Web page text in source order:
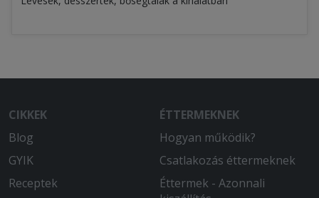
CIKKEK
Blog
GYIK
Receptek
ÉTTERMEKNEK
Hogyan működik?
Csatlakozás éttermeknek
Éttermek - Azonnali